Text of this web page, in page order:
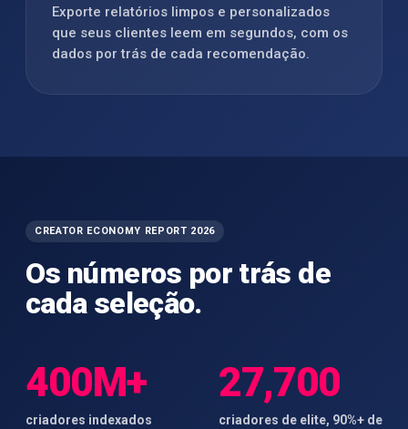
Exporte relatórios limpos e personalizados
que seus clientes leem em segundos, com os
dados por trás de cada recomendação.
CREATOR ECONOMY REPORT 2026
Os números por trás de
cada seleção.
400M+
criadores indexados
27,700
criadores de elite, 90%+ de